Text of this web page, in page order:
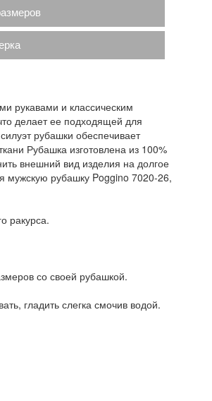
рукавами и классическим
делает ее подходящей для
рубашки обеспечивает
Рубашка изготовлена из 100%
внешний вид изделия на долгое
мужскую рубашку Poggino 7020-26,
ракурса.
со своей рубашкой.
гладить слегка смочив водой.